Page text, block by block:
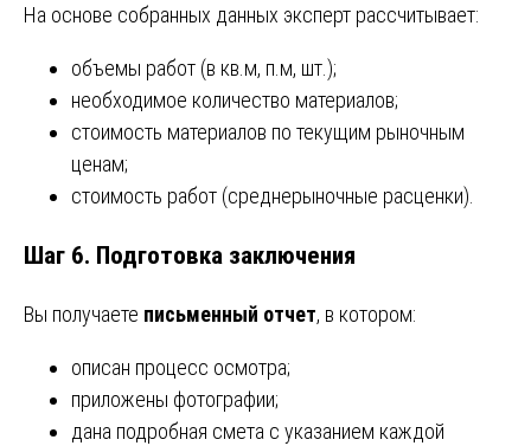
На основе собранных данных эксперт рассчитывает:
объемы работ (в кв.м, п.м, шт.);
необходимое количество материалов;
стоимость материалов по текущим рыночным
ценам;
стоимость работ (среднерыночные расценки).
Шаг 6. Подготовка заключения
Вы получаете письменный отчет, в котором:
описан процесс осмотра;
приложены фотографии;
дана подробная смета с указанием каждой